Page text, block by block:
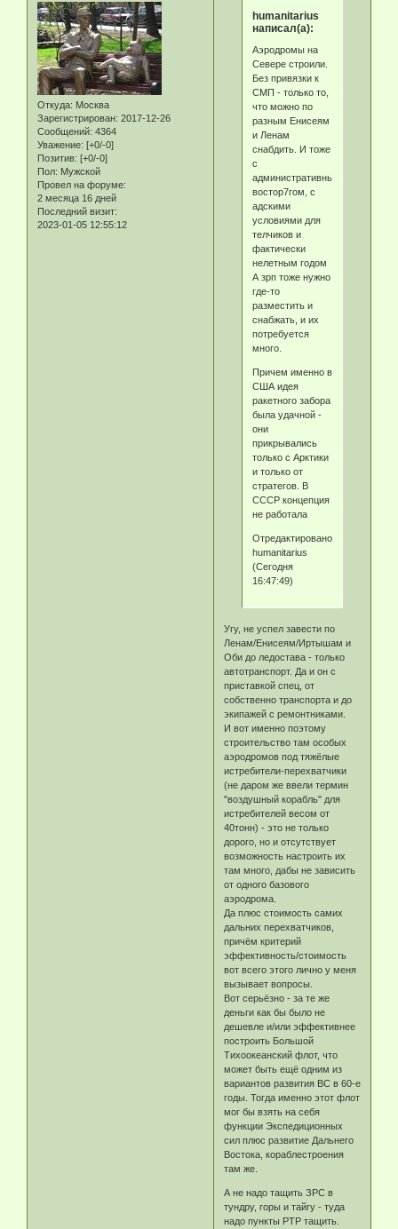
Откуда: Москва
Зарегистрирован: 2017-12-26
Сообщений: 4364
Уважение: [+0/-0]
Позитив: [+0/-0]
Пол: Мужской
Провел на форуме:
2 месяца 16 дней
Последний визит:
2023-01-05 12:55:12
humanitarius
написал(а):
Аэродромы на
Севере строили.
Без привязки к
СМП - только то,
что можно по
разным Енисеям
и Ленам
снабдить. И тоже
с
административным
востор7гом, с
адскими
условиями для
телчиков и
фактически
нелетным годом
А зрп тоже нужно
где-то
разместить и
снабжать, и их
потребуется
много.
Причем именно в
США идея
ракетного забора
была удачной -
они
прикрывались
только с Арктики
и только от
стратегов. В
СССР концепция
не работала
Отредактировано
humanitarius
(Сегодня
16:47:49)
Угу, не успел завести по
Ленам/Енисеям/Иртышам и
Оби до ледостава - только
автотранспорт. Да и он с
приставкой спец, от
собственно транспорта и до
экипажей с ремонтниками.
И вот именно поэтому
строительство там особых
аэродромов под тяжёлые
истребители-перехватчики
(не даром же ввели термин
"воздушный корабль" для
истребителей весом от
40тонн) - это не только
дорого, но и отсутствует
возможность настроить их
там много, дабы не зависить
от одного базового
аэродрома.
Да плюс стоимость самих
дальних перехватчиков,
причём критерий
эффективность/стоимость
вот всего этого лично у меня
вызывает вопросы.
Вот серьёзно - за те же
деньги как бы было не
дешевле и/или эффективнее
построить Большой
Тихоокеанский флот, что
может быть ещё одним из
вариантов развития ВС в 60-е
годы. Тогда именно этот флот
мог бы взять на себя
функции Экспедиционных
сил плюс развитие Дальнего
Востока, кораблестроения
там же.
А не надо тащить ЗРС в
тундру, горы и тайгу - туда
надо пункты РТР тащить.